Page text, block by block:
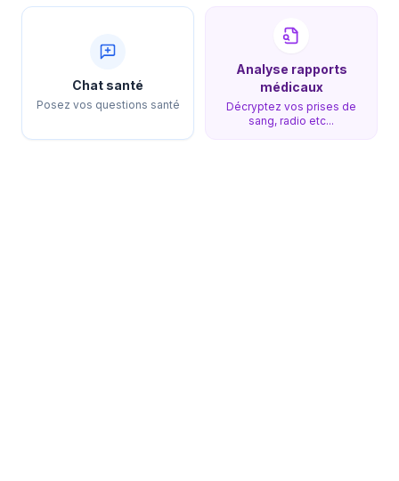
Chat santé
Posez vos questions santé
Analyse rapports
médicaux
Décryptez vos prises de
sang, radio etc...